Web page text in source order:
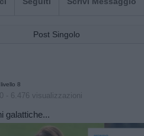
Post Singolo
livello 8
- 6.476 visualizzazioni
galattiche...